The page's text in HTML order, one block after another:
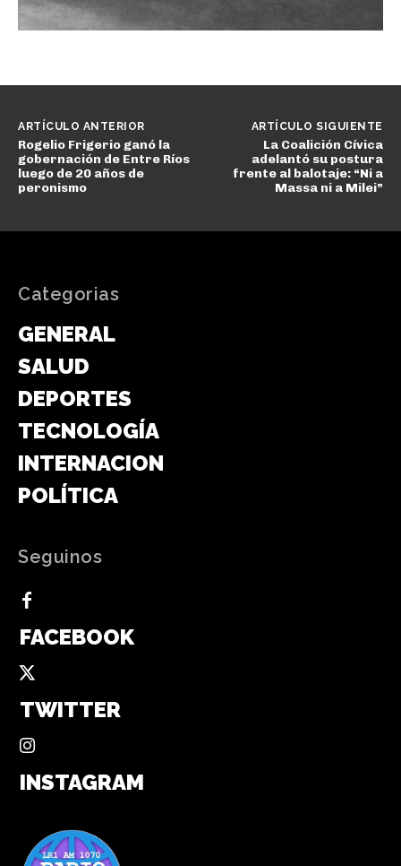
ARTÍCULO ANTERIOR
Rogelio Frigerio ganó la
gobernación de Entre Ríos
luego de 20 años de
peronismo
ARTÍCULO SIGUIENTE
La Coalición Cívica
adelantó su postura
frente al balotaje: “Ni a
Massa ni a Milei”
Categorias
GENERAL
SALUD
DEPORTES
TECNOLOGÍA
INTERNACIONAL
POLÍTICA
Seguinos
FACEBOOK
TWITTER
INSTAGRAM